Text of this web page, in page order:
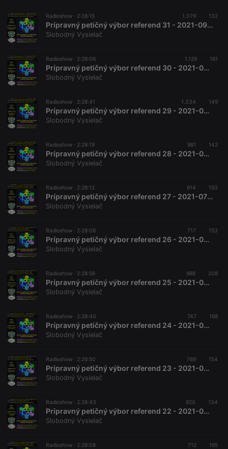
Radioshow · 2:28:15 1.079 132
Prípravný petičný výbor referend 31 - 2021-09-18 Recipročná vzájomná pomoc
Slobodný Vysielač
Radioshow · 2:28:06 1.129 161
Prípravný petičný výbor referend 30 - 2021-09-04 Medzinárodné právne riešenie
Slobodný Vysielač
Radioshow · 2:28:41 1.334 149
Prípravný petičný výbor referend 29 - 2021-08-21 Švajčiarska priama demokracia
Slobodný Vysielač
Radioshow · 2:28:19 981 142
Prípravný petičný výbor referend 28 - 2021-08-07
Slobodný Vysielač
Radioshow · 2:28:12 914 193
Prípravný petičný výbor referend 27 - 2021-07-24 ÚS SR vs. referendum 2021
Slobodný Vysielač
Radioshow · 2:28:08 717 153
Prípravný petičný výbor referend 26 - 2021-07-10
Slobodný Vysielač
Radioshow · 2:28:56 988 208
Prípravný petičný výbor referend 25 - 2021-06-26 Prepisovanie histórie 20. storočia
Slobodný Vysielač
Radioshow · 2:28:40 747 168
Prípravný petičný výbor referend 24 - 2021-06-12 Referendum za exit z EÚ
Slobodný Vysielač
Radioshow · 2:26:50 769 154
Prípravný petičný výbor referend 23 - 2021-05-29 Koordinovaný odchod z EÚ
Slobodný Vysielač
Radioshow · 2:28:43 920 134
Prípravný petičný výbor referend 22 - 2021-05-15 Ľud vs. strany a referendum 7.
Slobodný Vysielač
Radioshow · 2:28:08 712 165
source web
analytics
platform. It is
behaviour
and measure
type cookie,
where the
prefix
of numbers
and letters,
which is
code for the
domain
setting the